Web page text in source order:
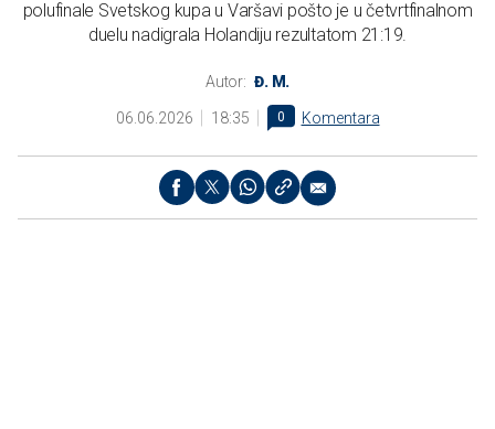
polufinale Svetskog kupa u Varšavi pošto je u četvrtfinalnom
duelu nadigrala Holandiju rezultatom 21:19.
Autor: Đ. M.
06.06.2026 18:35 0 Komentara